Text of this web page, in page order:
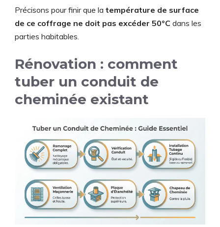
Précisons pour finir que la température de surface
de ce coffrage ne doit pas excéder 50°C dans les
parties habitables.
Rénovation : comment
tuber un conduit de
cheminée existant